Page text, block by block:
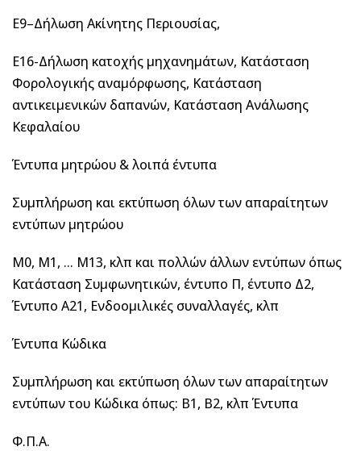
Ε9–Δήλωση Ακίνητης Περιουσίας,
Ε16-Δήλωση κατοχής μηχανημάτων, Κατάσταση
Φορολογικής αναμόρφωσης, Κατάσταση
αντικειμενικών δαπανών, Κατάσταση Ανάλωσης
Κεφαλαίου
Έντυπα μητρώου & λοιπά έντυπα
Συμπλήρωση και εκτύπωση όλων των απαραίτητων
εντύπων μητρώου
Μ0, Μ1, … Μ13, κλπ και πολλών άλλων εντύπων όπως
Κατάσταση Συμφωνητικών, έντυπο Π, έντυπο Δ2,
Έντυπο Α21, Ενδοομιλικές συναλλαγές, κλπ
Έντυπα Κώδικα
Συμπλήρωση και εκτύπωση όλων των απαραίτητων
εντύπων του Κώδικα όπως: Β1, Β2, κλπ Έντυπα
Φ.Π.Α.